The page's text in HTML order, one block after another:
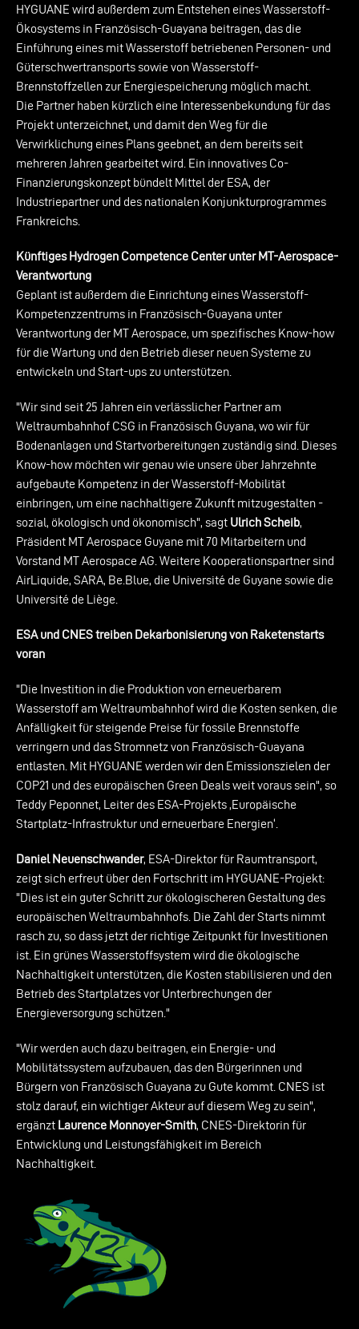
HYGUANE wird außerdem zum Entstehen eines Wasserstoff-
Ökosystems in Französisch-Guayana beitragen, das die
Einführung eines mit Wasserstoff betriebenen Personen- und
Güterschwertransports sowie von Wasserstoff-
Brennstoffzellen zur Energiespeicherung möglich macht.
Die Partner haben kürzlich eine Interessenbekundung für das
Projekt unterzeichnet, und damit den Weg für die
Verwirklichung eines Plans geebnet, an dem bereits seit
mehreren Jahren gearbeitet wird. Ein innovatives Co-
Finanzierungskonzept bündelt Mittel der ESA, der
Industriepartner und des nationalen Konjunkturprogrammes
Frankreichs.
Künftiges Hydrogen Competence Center unter MT-Aerospace-
Verantwortung
Geplant ist außerdem die Einrichtung eines Wasserstoff-
Kompetenzzentrums in Französisch-Guayana unter
Verantwortung der MT Aerospace, um spezifisches Know-how
für die Wartung und den Betrieb dieser neuen Systeme zu
entwickeln und Start-ups zu unterstützen.
"Wir sind seit 25 Jahren ein verlässlicher Partner am
Weltraumbahnhof CSG in Französisch Guyana, wo wir für
Bodenanlagen und Startvorbereitungen zuständig sind. Dieses
Know-how möchten wir genau wie unsere über Jahrzehnte
aufgebaute Kompetenz in der Wasserstoff-Mobilität
einbringen, um eine nachhaltigere Zukunft mitzugestalten -
sozial, ökologisch und ökonomisch", sagt Ulrich Scheib,
Präsident MT Aerospace Guyane mit 70 Mitarbeitern und
Vorstand MT Aerospace AG. Weitere Kooperationspartner sind
AirLiquide, SARA, Be.Blue, die Université de Guyane sowie die
Université de Liège.
ESA und CNES treiben Dekarbonisierung von Raketenstarts
voran
"Die Investition in die Produktion von erneuerbarem
Wasserstoff am Weltraumbahnhof wird die Kosten senken, die
Anfälligkeit für steigende Preise für fossile Brennstoffe
verringern und das Stromnetz von Französisch-Guayana
entlasten. Mit HYGUANE werden wir den Emissionszielen der
COP21 und des europäischen Green Deals weit voraus sein", so
Teddy Peponnet, Leiter des ESA-Projekts ‚Europäische
Startplatz-Infrastruktur und erneuerbare Energien‘.
Daniel Neuenschwander, ESA-Direktor für Raumtransport,
zeigt sich erfreut über den Fortschritt im HYGUANE-Projekt:
"Dies ist ein guter Schritt zur ökologischeren Gestaltung des
europäischen Weltraumbahnhofs. Die Zahl der Starts nimmt
rasch zu, so dass jetzt der richtige Zeitpunkt für Investitionen
ist. Ein grünes Wasserstoffsystem wird die ökologische
Nachhaltigkeit unterstützen, die Kosten stabilisieren und den
Betrieb des Startplatzes vor Unterbrechungen der
Energieversorgung schützen."
"Wir werden auch dazu beitragen, ein Energie- und
Mobilitätssystem aufzubauen, das den Bürgerinnen und
Bürgern von Französisch Guayana zu Gute kommt. CNES ist
stolz darauf, ein wichtiger Akteur auf diesem Weg zu sein",
ergänzt Laurence Monnoyer-Smith, CNES-Direktorin für
Entwicklung und Leistungsfähigkeit im Bereich
Nachhaltigkeit.